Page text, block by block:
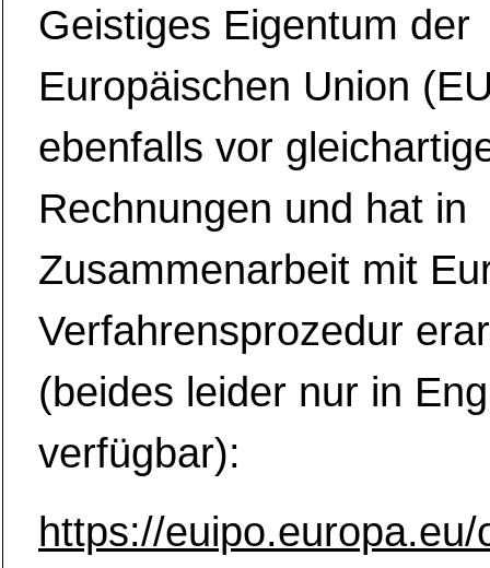
Geistiges Eigentum der
Europäischen Union
ebenfalls vor
Rechnungen und hat in
Zusammenarbeit mit
Verfahrensprozedur
(beides leider nur in
verfügbar):
https://